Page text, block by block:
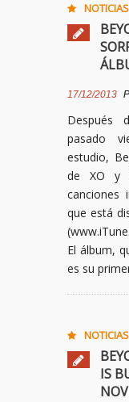
NOTICIAS
17/12/2013
Después
pasado
estudio,
de XO y
canciones
que está
El álbum,
es su
NOTICIAS
IS